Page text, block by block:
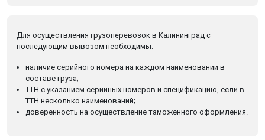
Для осуществления грузоперевозок в Калининград с
последующим вывозом необходимы:
наличие серийного номера на каждом наименовании в
составе груза;
ТТН с указанием серийных номеров и спецификацию, если в
ТТН несколько наименований;
доверенность на осуществление таможенного оформления.